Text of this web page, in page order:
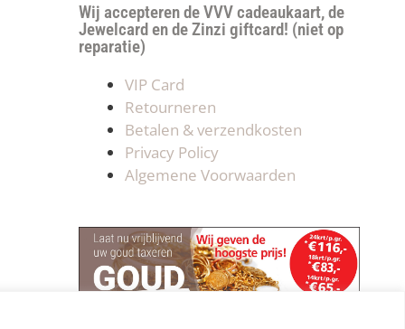
Wij accepteren de VVV cadeaukaart, de
Jewelcard en de Zinzi giftcard! (niet op
reparatie)
VIP Card
Retourneren
Betalen & verzendkosten
Privacy Policy
Algemene Voorwaarden